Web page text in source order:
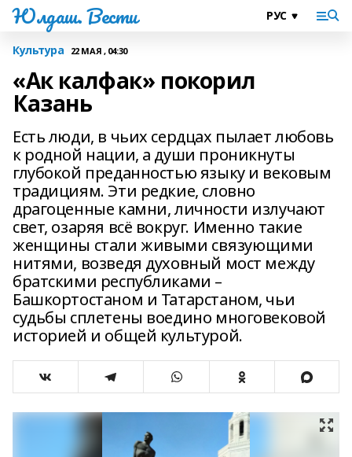
Юлдаш. Вести
Культура 22 МАЯ , 04:30
«Ак калфак» покорил
Казань
Есть люди, в чьих сердцах пылает любовь
к родной нации, а души проникнуты
глубокой преданностью языку и вековым
традициям. Эти редкие, словно
драгоценные камни, личности излучают
свет, озаряя всё вокруг. Именно такие
женщины стали живыми связующими
нитями, возведя духовный мост между
братскими республиками –
Башкортостаном и Татарстаном, чьи
судьбы сплетены воедино многовековой
историей и общей культурой.